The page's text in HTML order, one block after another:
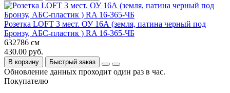
Розетка LOFT 3 мест. ОУ 16А (земля, патина черный под
Бронзу, АБС-пластик ) RA 16-365-ЧБ
632786 см
430.00 руб.
В корзину Быстрый заказ
Обновление данных проходит один раз в час.
Покупателю